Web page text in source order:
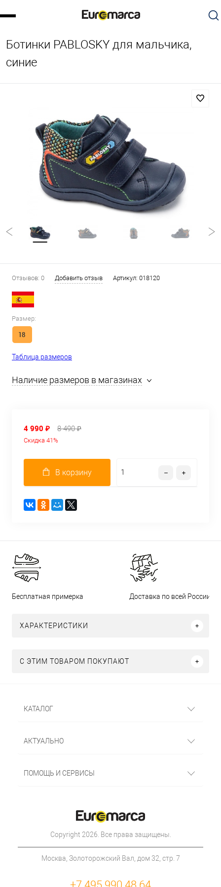
Ботинки PABLOSKY для мальчика,
синие
Отзывов: 0 Добавить отзыв Артикул: 018120
Размер:
18
Таблица размеров
Наличие размеров в магазинах
4 990 ₽ 8 490 ₽
Скидка 41%
В корзину
Бесплатная примерка Доставка по всей России
ХАРАКТЕРИСТИКИ
С ЭТИМ ТОВАРОМ ПОКУПАЮТ
КАТАЛОГ
АКТУАЛЬНО
ПОМОЩЬ И СЕРВИСЫ
Copyright 2026. Все права защищены.
Москва, Золоторожский Вал, дом 32, стр. 7